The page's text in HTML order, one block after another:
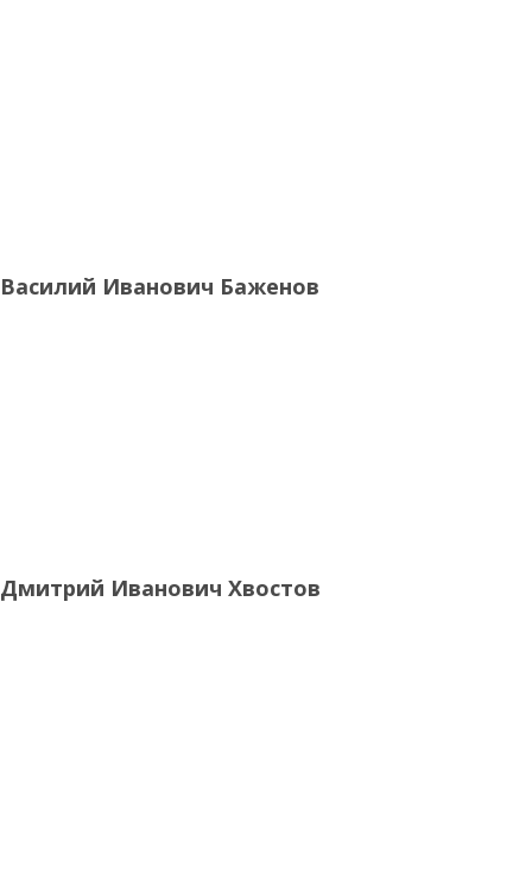
Василий Иванович Баженов
Дмитрий Иванович Хвостов